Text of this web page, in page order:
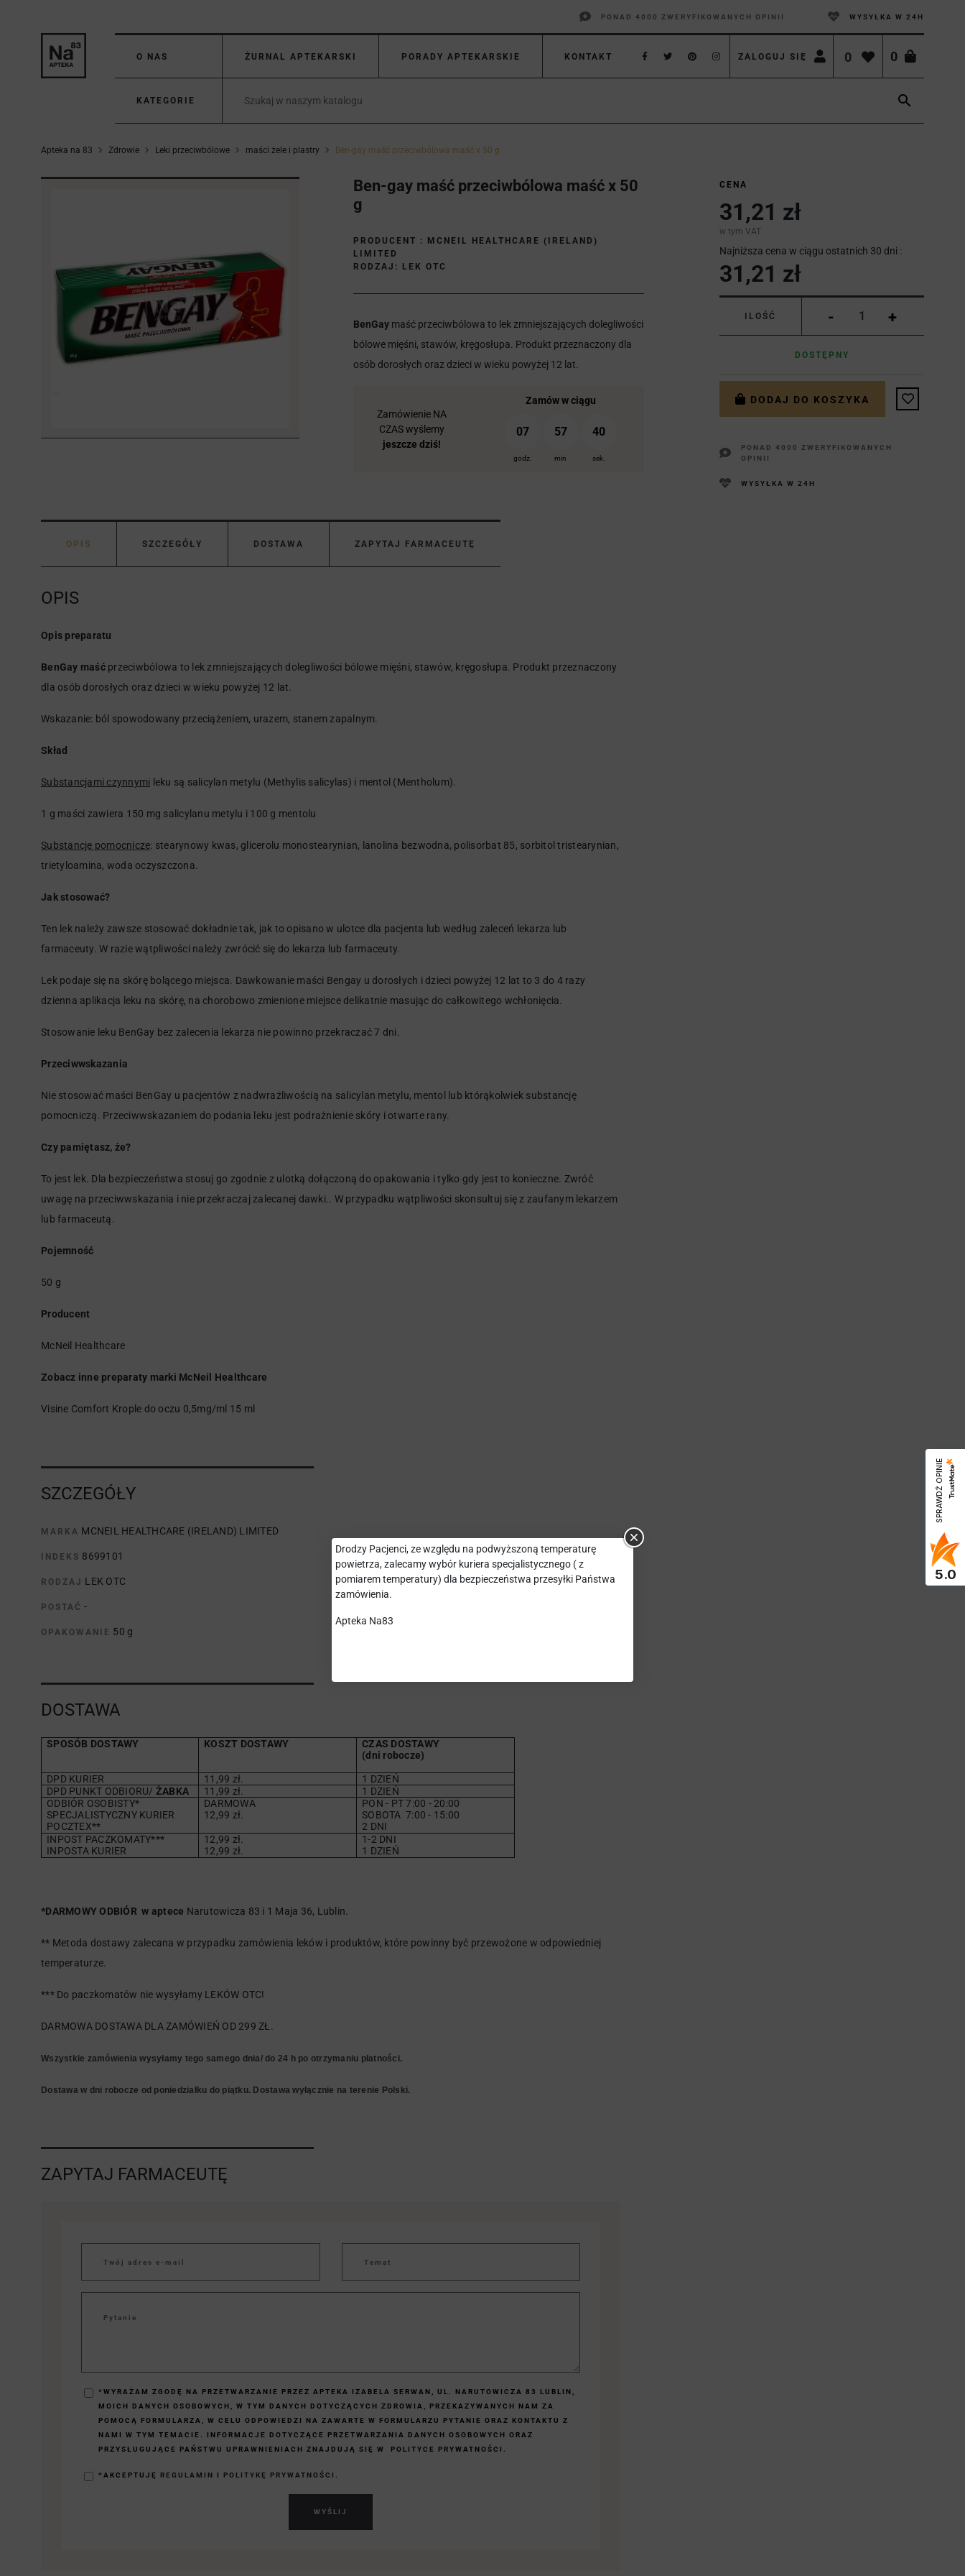
PONAD 4000 ZWERYFIKOWANYCH OPINII WYSYŁKA W 24H
O NAS ŻURNAL APTEKARSKI PORADY APTEKARSKIE KONTAKT 0
ZALOGUJ SIĘ 0
KATEGORIE 
Apteka na 83 Zdrowie Leki przeciwbólowe maści żele i plastry Ben-gay maść przeciwbólowa maść x 50 g
Ben-gay maść przeciwbólowa maść x 50
g
PRODUCENT :
MCNEIL HEALTHCARE (IRELAND)
LIMITED
RODZAJ: LEK OTC
BenGay maść przeciwbólowa to lek zmniejszających dolegliwości
bólowe mięśni, stawów, kręgosłupa. Produkt przeznaczony dla
osób dorosłych oraz dzieci w wieku powyżej 12 lat.
Zamówienie NA
CZAS wyślemy
jeszcze dziś!
Zamów w ciągu
07 57 39
godz. min sek.
OPIS SZCZEGÓŁY DOSTAWA ZAPYTAJ FARMACEUTĘ
OPIS
Opis preparatu
BenGay maść przeciwbólowa to lek zmniejszających dolegliwości bólowe mięśni, stawów, kręgosłupa. Produkt przeznaczony
dla osób dorosłych oraz dzieci w wieku powyżej 12 lat.
Wskazanie: ból spowodowany przeciążeniem, urazem, stanem zapalnym.
Skład
Substancjami czynnymi leku są salicylan metylu (Methylis salicylas) i mentol (Mentholum).
1 g maści zawiera 150 mg salicylanu metylu i 100 g mentolu
Substancje pomocnicze: stearynowy kwas, glicerolu monostearynian, lanolina bezwodna, polisorbat 85, sorbitol tristearynian,
trietyloamina, woda oczyszczona.
Jak stosować?
Ten lek należy zawsze stosować dokładnie tak, jak to opisano w ulotce dla pacjenta lub według zaleceń lekarza lub
farmaceuty. W razie wątpliwości należy zwrócić się do lekarza lub farmaceuty.
Lek podaje się na skórę bolącego miejsca. Dawkowanie maści Bengay u dorosłych i dzieci powyżej 12 lat to 3 do 4 razy
dzienna aplikacja leku na skórę, na chorobowo zmienione miejsce delikatnie masując do całkowitego wchłonięcia.
Stosowanie leku BenGay bez zalecenia lekarza nie powinno przekraczać 7 dni.
Przeciwwskazania
Nie stosować maści BenGay u pacjentów z nadwrażliwością na salicylan metylu, mentol lub którąkolwiek substancję
pomocniczą. Przeciwwskazaniem do podania leku jest podrażnienie skóry i otwarte rany.
Czy pamiętasz, że?
To jest lek. Dla bezpieczeństwa stosuj go zgodnie z ulotką dołączoną do opakowania i tylko gdy jest to konieczne. Zwróć
uwagę na przeciwwskazania i nie przekraczaj zalecanej dawki.. W przypadku wątpliwości skonsultuj się z zaufanym lekarzem
lub farmaceutą.
Pojemność
50 g
Producent
McNeil Healthcare
Zobacz inne preparaty marki McNeil Healthcare
Visine Comfort Krople do oczu 0,5mg/ml 15 ml
SZCZEGÓŁY
MARKA MCNEIL HEALTHCARE (IRELAND) LIMITED
INDEKS 8699101
RODZAJ LEK OTC
POSTAĆ -
OPAKOWANIE 50 g
DOSTAWA
SPOSÓB DOSTAWY KOSZT DOSTAWY
CZAS DOSTAWY
(dni robocze)
DPD KURIER 11,99 zł.
1 DZIEŃ
DPD PUNKT ODBIORU/ ŻABKA 11,99 zł.
1 DZIEŃ
ODBIÓR OSOBISTY*
SPECJALISTYCZNY KURIER
POCZTEX**
DARMOWA
12,99 zł.
PON - PT 7:00 - 20:00
SOBOTA 7:00 - 15:00
2 DNI
INPOST PACZKOMATY***
INPOSTA KURIER
12,99 zł.
12,99 zł.
1-2 DNI
1 DZIEŃ
*DARMOWY ODBIÓR w aptece Narutowicza 83 i 1 Maja 36, Lublin.
** Metoda dostawy zalecana w przypadku zamówienia leków i produktów, które powinny być przewożone w odpowiedniej
temperaturze.
*** Do paczkomatów nie wysyłamy LEKÓW OTC!
DARMOWA DOSTAWA DLA ZAMÓWIEŃ OD 299 ZŁ.
Wszystkie zamówienia wysyłamy tego samego dnia/ do 24 h po otrzymaniu płatności.
Dostawa w dni robocze od poniedziałku do piątku. Dostawa wyłącznie na terenie Polski.
ZAPYTAJ FARMACEUTĘ
*WYRAŻAM ZGODĘ NA PRZETWARZANIE PRZEZ APTEKA IZABELA SERWAN, UL. NARUTOWICZA 83 LUBLIN,
MOICH DANYCH OSOBOWYCH, W TYM DANYCH DOTYCZĄCYCH ZDROWIA, PRZEKAZYWANYCH NAM ZA
POMOCĄ FORMULARZA, W CELU ODPOWIEDZI NA ZAWARTE W FORMULARZU PYTANIE ORAZ KONTAKTU Z
NAMI W TYM TEMACIE. INFORMACJE DOTYCZĄCE PRZETWARZANIA DANYCH OSOBOWYCH ORAZ
PRZYSŁUGUJĄCE PAŃSTWU UPRAWNIENIACH ZNAJDUJĄ SIĘ W POLITYCE PRYWATNOŚCI.
*AKCEPTUJĘ REGULAMIN I POLITYKĘ PRYWATNOŚCI.
WYŚLIJ
CENA
31,21 zł
w tym VAT
Najniższa cena w ciągu ostatnich 30 dni :
31,21 zł
ILOŚĆ - +
DOSTĘPNY
DODAJ DO KOSZYKA
PONAD 4000 ZWERYFIKOWANYCH
OPINII
WYSYŁKA W 24H
SPRAWDŹ OPINIE
5.0
Drodzy Pacjenci, ze względu na podwyższoną temperaturę
powietrza, zalecamy wybór kuriera specjalistycznego ( z
pomiarem temperatury) dla bezpieczeństwa przesyłki Państwa
zamówienia.
Apteka Na83